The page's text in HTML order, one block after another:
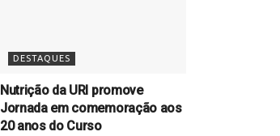
DESTAQUES
Nutrição da URI promove
Jornada em comemoração aos
20 anos do Curso